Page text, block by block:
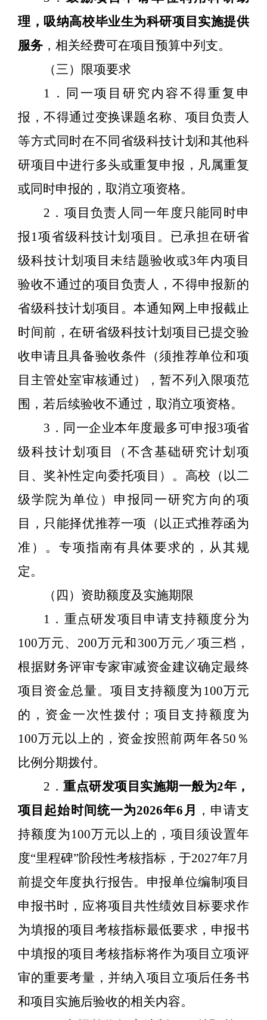
理，吸纳高校毕业生为科研项目实施提供
服务 ，相关经费可在项目预算中列支。
（三）限项要求
1 ．同一项目研究内容不得重复申
报，不得通过变换课题名称、项目负责人
等方式同时在不同省级科技计划和其他科
研项目中进行多头或重复申报，凡属重复
或同时申报的，取消立项资格。
2 ．项目负责人同一年度只能同时申
报 1项省级科技计划项目。已承担在研省
级科技计划项目未结题验收或3年内项目
验收不通过的项目负责人，不得申报新的
省级科技计划项目。本通知网上申报截止
时间前，在研省级科技计划项目已提交验
收申请且具备验收条件（须推荐单位和项
目主管处室审核通过），暂不列入限项范
围，若后续验收不通过，取消立项资格。
3 ．同一企业本年度最多可申报3项省
级科技计划项目（不含基础研究计划项
目、奖补性定向委托项目）。高校（以二
级学院为单位）申报同一研究方向的项
目，只能择优推荐一项（以正式推荐函为
准）。专项指南有具体要求的，从其规
定。
（四）资助额度及实施期限
1 ．重点研发项目申请支持额度分为
100万元、 200万元和 300万元／项三档，
根据财务评审专家审减资金建议确定最终
项目资金总量。项目支持额度为 100万元
的，资金一次性拨付；项目支持额度为
100万元以上的，资金按照前两年各50 ％
比例分期拨付。
2 ． 重点研发项目实施期一般为2年，
项目起始时间统一为2026年6 月
，申请支
持额度为 100万元以上的，项目须设置年
度“里程碑”阶段性考核指标，于2027年7月
前提交年度执行报告。申报单位编制项目
申报书时，应将项目共性绩效目标要求作
为填报的项目考核指标最低要求，申报书
中填报的项目考核指标将作为项目立项评
审的重要考量，并纳入项目立项后任务书
和项目实施后验收的相关内容。